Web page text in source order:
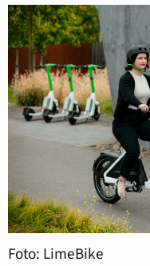
Foto: LimeBike